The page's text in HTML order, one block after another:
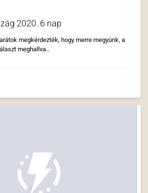
2020. 6 nap
megkérdezték, hogy merre megyünk, a
meghallva…